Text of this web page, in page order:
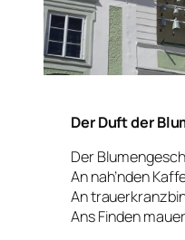
Der Duft der
Der
An nah’nden
An
Ans Finden